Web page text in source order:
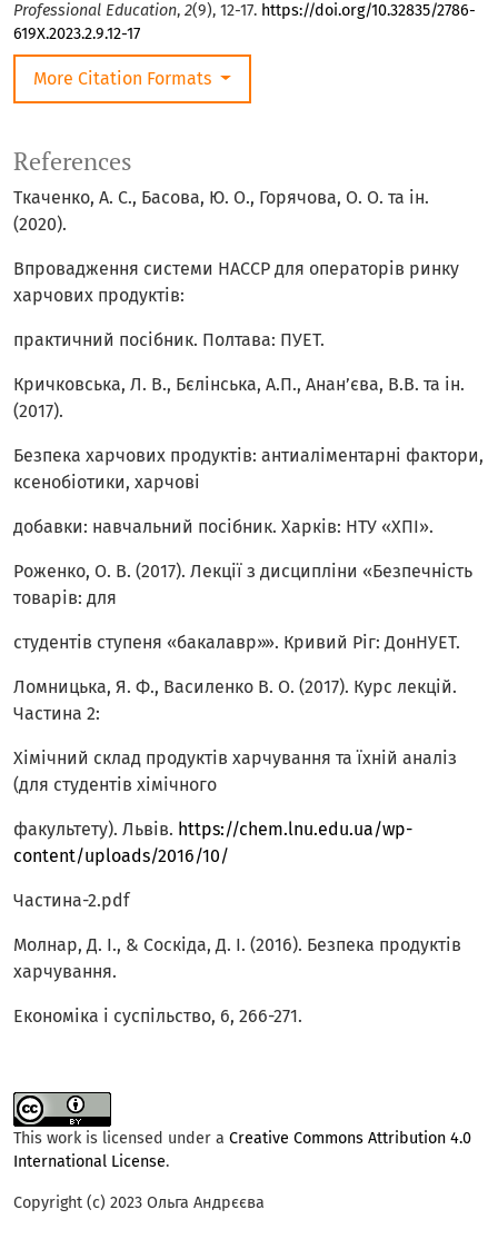
Professional Education, 2(9), 12-17. https://doi.org/10.32835/2786-
619X.2023.2.9.12-17
More Citation Formats
References
Ткаченко, А. С., Басова, Ю. О., Горячова, О. О. та ін.
(2020).
Впровадження системи НАССР для операторів ринку
харчових продуктів:
практичний посібник. Полтава: ПУЕТ.
Кричковська, Л. В., Бєлінська, А.П., Анан’єва, В.В. та ін.
(2017).
Безпека харчових продуктів: антиаліментарні фактори,
ксенобіотики, харчові
добавки: навчальний посібник. Харків: НТУ «ХПІ».
Роженко, О. В. (2017). Лекції з дисципліни «Безпечність
товарів: для
студентів ступеня «бакалавр»». Кривий Ріг: ДонНУЕТ.
Ломницька, Я. Ф., Василенко В. О. (2017). Курс лекцій.
Частина 2:
Хімічний склад продуктів харчування та їхній аналіз
(для студентів хімічного
факультету). Львів. https://chem.lnu.edu.ua/wp-
content/uploads/2016/10/
Частина-2.pdf
Молнар, Д. І., & Соскіда, Д. І. (2016). Безпека продуктів
харчування.
Економіка і суспільство, 6, 266-271.
This work is licensed under a Creative Commons Attribution 4.0
International License.
Copyright (c) 2023 Ольга Андрєєва